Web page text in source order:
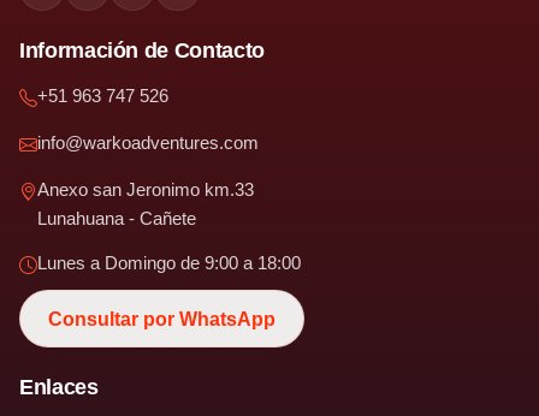
Información de Contacto
+51 963 747 526
info@warkoadventures.com
Anexo san Jeronimo km.33
Lunahuana - Cañete
Lunes a Domingo de 9:00 a 18:00
Consultar por WhatsApp
Enlaces